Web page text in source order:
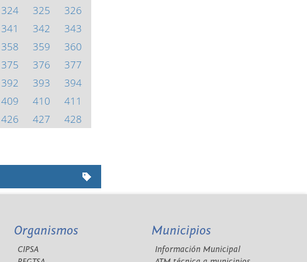
324 325
326
341 342
343
358 359
360
375 376
377
392 393
394
409 410
411
426 427
428
Organismos
CIPSA
Municipios
Información Municipal